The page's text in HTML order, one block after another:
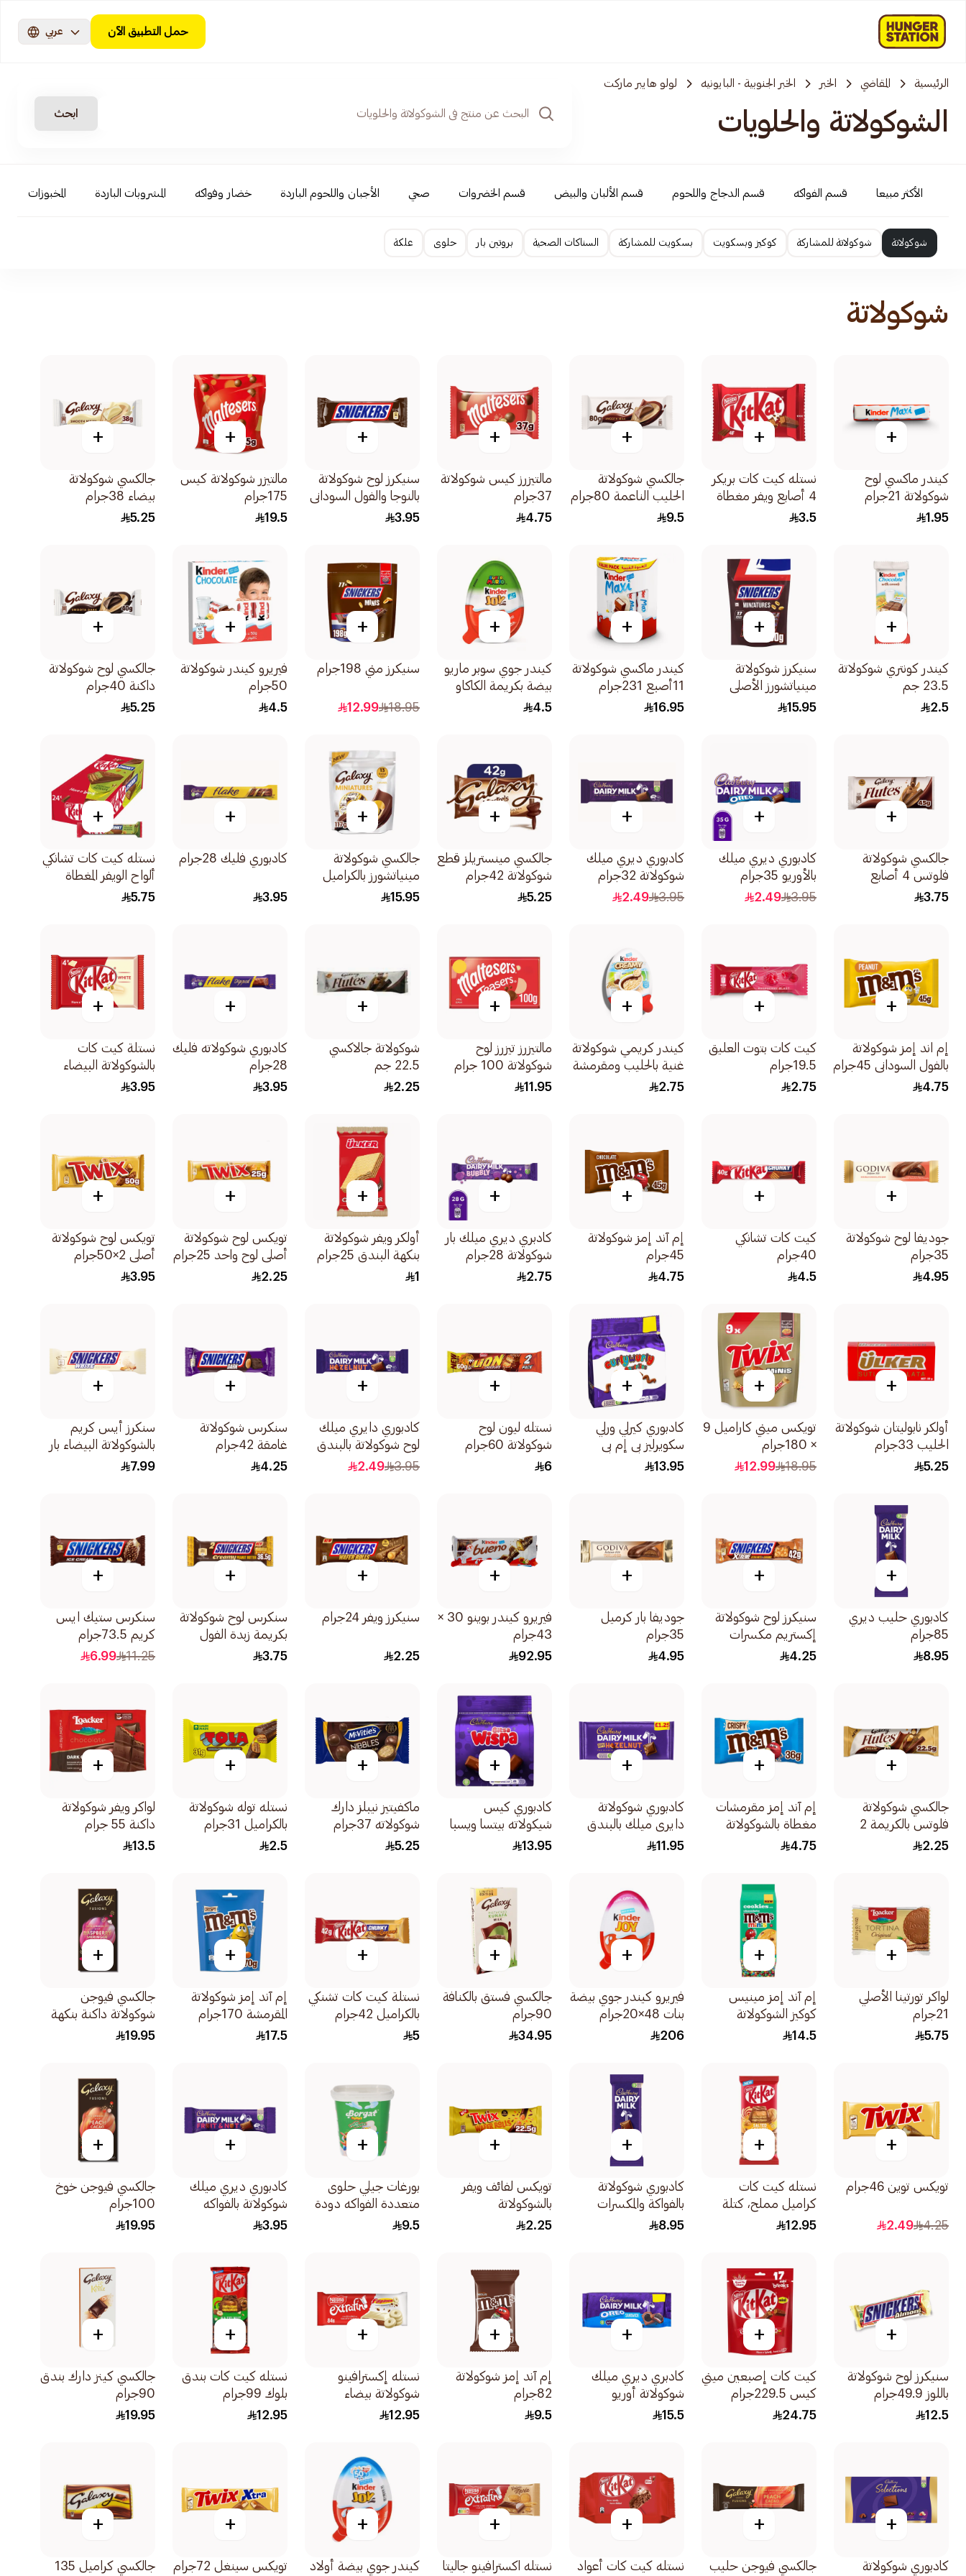
حمل التطبيق الآن عربي
الرئيسية المقاضي الخبر الخبر الجنوبية - البايونيه لولو هايبر ماركت
الشوكولاتة والحلويات ابحث
الأكثر مبيعا قسم الفواكه قسم الدجاج واللحوم قسم الألبان والبيض قسم الخضروات صحي الأجبان واللحوم الباردة خضار وفواكه المشروبات الباردة المخبوزات
شوكولاتة شوكولاتة للمشاركة كوكيز وبسكويت بسكويت للمشاركة السناكات الصحية بروتين بار حلوى علكة
شوكولاتة
+
كيندر ماكسي لوح
شوكولاتة 21جرام
1.95
+
نستله كيت كات بريكر
4 أصابع ويفر مغطاة
بالشوكولاتة 36.5جرام
3.5
+
جالكسي شوكولاتة
الحليب الناعمة 80جرام
9.5
+
مالتيزرز كيس شوكولاتة
37جرام
4.75
+
سنيكرز لوح شوكولاتة
بالنوجا والفول السوداني
والكراميل 40جرام
3.95
+
مالتيزر شوكولاتة كيس
175جرام
19.5
+
جالكسي شوكولاتة
بيضاء 38جرام
5.25
+
كيندر كونتري شوكولاتة
23.5 جم
2.5
+
سنيكرز شوكولاتة
مينياتشورز الأصلي
150جرام
15.95
+
كيندر ماكسي شوكولاتة
11أصبع 231جرام
16.95
+
كيندر جوي سوبر ماريو
بيضة بكريمة الكاكاو
والحليب مع لعبة
4.5
+
سنيكرز مني 198جرام
18.95
12.99
+
فيريرو كيندر شوكولاتة
50جرام
4.5
+
جالكسي لوح شوكولاتة
داكنة 40جرام
5.25
+
جالكسي شوكولاتة
فلوتس 4 أصابع
45جرام
3.75
+
كادبوري ديري ميلك
بالأوريو 35جرام
3.95
2.49
+
كادبوري ديري ميلك
شوكولاتة 32جرام
3.95
2.49
+
جالكسي مينستريلز قطع
شوكولاتة 42جرام
5.25
+
جالكسي شوكولاتة
مينياتشورز بالكراميل
13×117جرام
15.95
+
كادبوري فليك 28جرام
3.95
+
نستله كيت كات تشانكي
ألواح الويفر المغطاة
بشوكولاتة الحليب مع
5.75
+
إم اند إمز شوكولاتة
بالفول السوداني 45جرام
4.75
+
كيت كات بتوت العليق
19.5جرام
2.75
+
كيندر كريمي شوكولاتة
غنية بالحليب ومقرمشة
مع الأرز المقرمش
2.75
+
مالتيزرز تيزرز لوح
شوكولاتة 100 جرام
11.95
+
شوكولاتة جالاكسي
22.5 جم
2.25
+
كادبوري شوكولاته فليك
28جرام
3.95
+
نستلة كيت كات
بالشوكولاتة البيضاء
41.5 جرام
3.95
+
جوديفا لوح شوكولاتة
35جرام
4.95
+
كيت كات تشانكي
40جرام
4.5
+
إم آند إمز شوكولاتة
45جرام
4.75
+
كادبري ديري ميلك بار
شوكولاتة 28جرام
2.75
+
أولكر ويفر شوكولاتة
بنكهة البندق 25جرام
1
+
تويكس لوح شوكولاتة
أصلي لوح واحد 25جرام
2.25
+
تويكس لوح شوكولاتة
أصلي 2×50جرام
3.95
+
أولكر نابوليتان شوكولاتة
الحليب 33جرام
5.25
+
تويكس ميني كاراميل 9
× 180جرام
18.95
12.99
+
كادبوري كيرلي ورلي
سكويرليز بي إم بي
10×85جرام
13.95
+
نستله ليون لوح
شوكولاتة 60جرام
6
+
كادبوري دايري ميلك
لوح شوكولاتة بالبندق
32جرام
3.95
2.49
+
سنكرس شوكولاتة
غامقة 42جرام
4.25
+
سنكرز أيس كريم
بالشوكولاتة البيضاء بار
40.8جرام
7.99
+
كادبوري حليب ديري
85جرام
8.95
+
سنيكرز لوح شوكولاتة
إكستريم مكسرات
وكراميل 42جرام
4.25
+
جوديفا بار كرميل
35جرام
4.95
+
فيريرو كيندر بوينو 30 ×
43جرام
92.95
+
سنيكرز ويفر 24جرام
2.25
+
سنكرس لوح شوكولاتة
بكريمة زبدة الفول
السوداني 36.5جرام
3.75
+
سنكرس ستيك ايس
كريم 73.5جرام
11.25
6.99
+
جالكسي شوكولاتة
فلوتس بالكريمة 2
إصبع 22.5جرام
2.25
+
إم آند إمز مقرمشات
مغطاة بالشوكولاتة
بالحليب وبقشرة
4.75
+
كادبوري شوكولاتة
دايري ميلك بالبندق
95جرام
11.95
+
كادبوري كيس
شيكولاته بيتسا ويسبا
85جرام
13.95
+
ماكفيتيز نيبلز دارك
شوكولاته 37جرام
5.25
+
نستله توله شوكولاتة
بالكراميل 31جرام
2.5
+
لواكر ويفر شوكولاتة
داكنة 55 جرام
13.5
+
لواكر تورتينا الأصلي
21جرام
5.75
+
إم آند إمز مينيس
كوكيز الشوكولاتة
180جرام
14.5
+
فيريرو كيندر جوي بيضة
بنات 48×20جرام
206
+
جالكسي فستق بالكنافة
90جرام
34.95
+
نستلة كيت كات تشنكي
بالكراميل 42جرام
5
+
إم آند إمز شوكولاتة
المقرمشة 170جرام
17.5
+
جالكسي فيوجن
شوكولاتة داكنة بنكهة
توت العليق 100 جرام
19.95
+
تويكس توين 46جرام
4.25
2.49
+
نستله كيت كات
كراميل مملح، كتلة
كراميل 99جرام
12.95
+
كادبوري شوكولاتة
بالفواكة والمكسرات
95جرام
8.95
+
تويكس لفائف ويفر
بالشوكولاتة
2×22.5جرام
2.25
+
بورغات جيلي حلوى
متعددة الفواكه دودة
160جرام
9.5
+
كادبوري ديري ميلك
شوكولاتة بالفواكه
والمكسرات 32جرام
3.95
+
جالكسي فيوجن خوخ
100جرام
19.95
+
سنيكرز لوح شوكولاتة
باللوز 49.9جرام
12.5
+
كيت كات إصبعين ميني
كيس 229.5جرام
24.75
+
كادبري ديري ميلك
شوكولاتة أوريو
ساندوتش 96جرام
15.5
+
إم آند إمز شوكولاتة
82جرام
9.5
+
نستله إكسترافينو
شوكولاتة بيضاء
84جرام
12.95
+
نستله كيت كات بندق
بلوك 99جرام
12.95
+
جالكسي كينز دارك بندق
90جرام
19.95
+
كادبوري شوكولاتة
+
جالكسي فيوجن حليب
+
نستله كيت كات أعواد
+
نستله اكسترافينو جاليتا
+
كيندر جوي بيضة أولاد
+
تويكس سينغل 72جرام
+
جالكسي كراميل 135